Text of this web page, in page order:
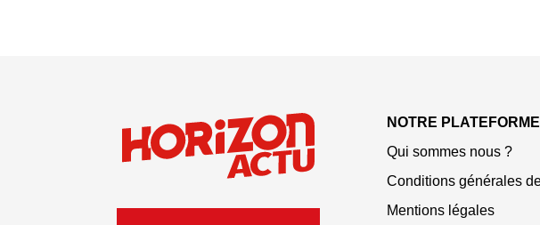
NOTRE PLATEFORME
Qui sommes nous ?
Conditions générales
Mentions légales